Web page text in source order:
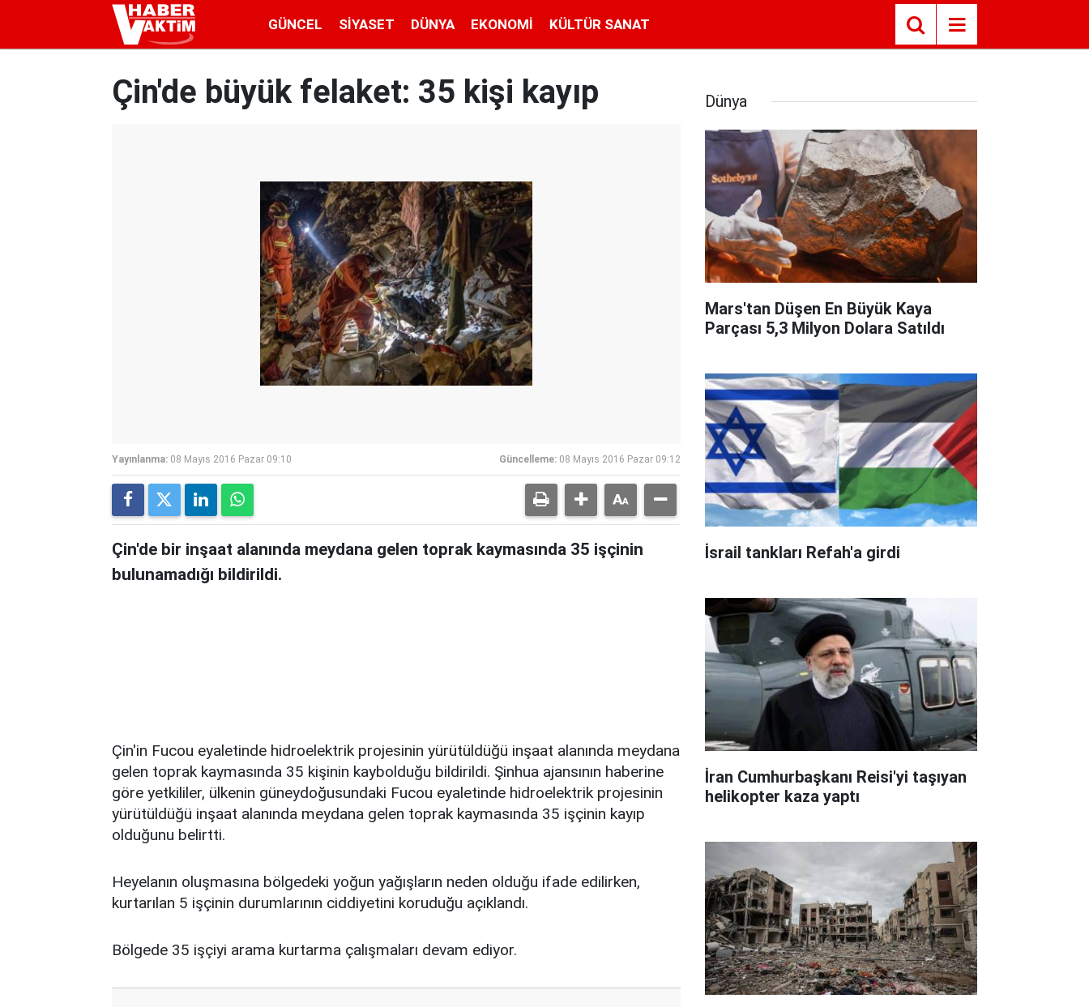
GÜNCEL SIYASET DÜNYA EKONOMI KÜLTÜR SANAT
Çin'de büyük felaket: 35 kişi kayıp
Yayınlanma: 08 Mayıs 2016 Pazar 09:10 Güncelleme: 08 Mayıs 2016 Pazar 09:12
Çin'de bir inşaat alanında meydana gelen toprak kaymasında 35 işçinin
bulunamadığı bildirildi.
Çin'in Fucou eyaletinde hidroelektrik projesinin yürütüldüğü inşaat alanında meydana
gelen toprak kaymasında 35 kişinin kaybolduğu bildirildi. Şinhua ajansının haberine
göre yetkililer, ülkenin güneydoğusundaki Fucou eyaletinde hidroelektrik projesinin
yürütüldüğü inşaat alanında meydana gelen toprak kaymasında 35 işçinin kayıp
olduğunu belirtti.
Heyelanın oluşmasına bölgedeki yoğun yağışların neden olduğu ifade edilirken,
kurtarılan 5 işçinin durumlarının ciddiyetini koruduğu açıklandı.
Bölgede 35 işçiyi arama kurtarma çalışmaları devam ediyor.
Dünya
Mars'tan Düşen En Büyük Kaya
Parçası 5,3 Milyon Dolara Satıldı
İsrail tankları Refah'a girdi
İran Cumhurbaşkanı Reisi'yi taşıyan
helikopter kaza yaptı